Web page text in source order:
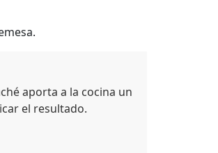
aporta a la cocina un
el resultado.